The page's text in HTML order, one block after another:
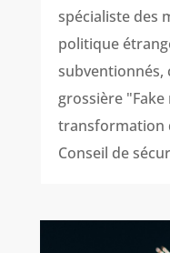
spécialiste des
politique
subventionnés,
grossière
transformation
Conseil de